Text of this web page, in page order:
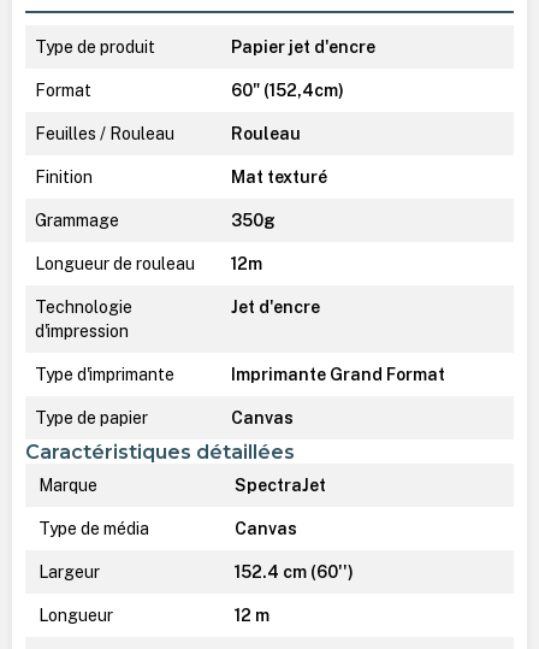
Type de produit Papier jet d'encre
Format 60" (152,4cm)
Feuilles / Rouleau Rouleau
Finition Mat texturé
Grammage 350g
Longueur de rouleau 12m
Technologie
d'impression
Jet d'encre
Type d'imprimante Imprimante Grand Format
Type de papier Canvas
Caractéristiques détaillées
Marque SpectraJet
Type de média Canvas
Largeur 152.4 cm (60'')
Longueur 12 m